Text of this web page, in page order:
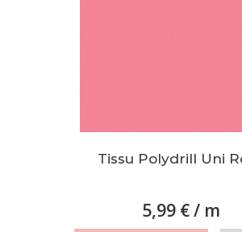
Tissu Polydrill Uni
5,99 €/ m